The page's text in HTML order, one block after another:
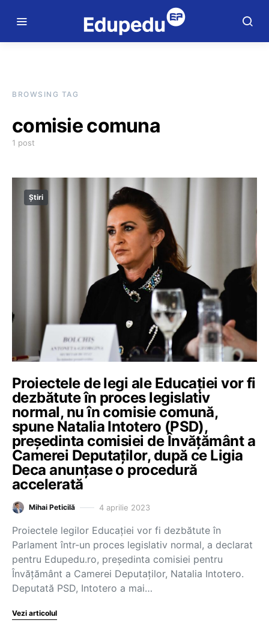
BROWSING TAG
comisie comuna
1 post
Știri
Proiectele de legi ale Educației vor fi
dezbătute în proces legislativ
normal, nu în comisie comună,
spune Natalia Intotero (PSD),
președinta comisiei de Învățământ a
Camerei Deputaților, după ce Ligia
Deca anunțase o procedură
accelerată
Mihai Peticilă 4 aprilie 2023
Proiectele legilor Educației vor fi dezbătute în
Parlament într-un proces legislativ normal, a declarat
pentru Edupedu.ro, președinta comisiei pentru
Învățământ a Camerei Deputaților, Natalia Intotero.
Deputată PSD, Intotero a mai…
Vezi articolul